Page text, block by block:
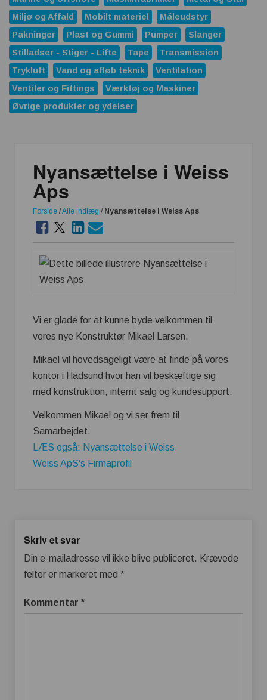
Miljø og Affald
Mobilt materiel
Måleudstyr
Pakninger
Plast og Gummi Pumper
Slanger
Stilladser - Stiger - Lifte
Tape
Transmission
Trykluft
Vand og afløb teknik
Ventilation
Ventiler og Fittings
Værktøj og Maskiner
Øvrige produkter og ydelser
Nyansættelse i Weiss
Aps
Forside /Alle indlæg / Nyansættelse i Weiss Aps
Vi er glade for at kunne byde velkommen til
vores nye Konstruktør Mikael Larsen.
Mikael vil hovedsageligt være at finde på vores
kontor i Hadsund hvor han vil beskæftige sig
med konstruktion, internt salg og kundesupport.
Velkommen Mikael og vi ser frem til
Samarbejdet.
LÆS også: Nyansættelse i Weiss
Weiss ApS's Firmaprofil
Skriv et svar
Din e-mailadresse vil ikke blive publiceret. Krævede
felter er markeret med *
Kommentar *